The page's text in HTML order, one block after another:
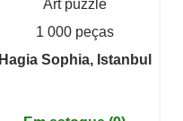
Art puzzle
1 000 peças
Hagia Sophia, Istanbul